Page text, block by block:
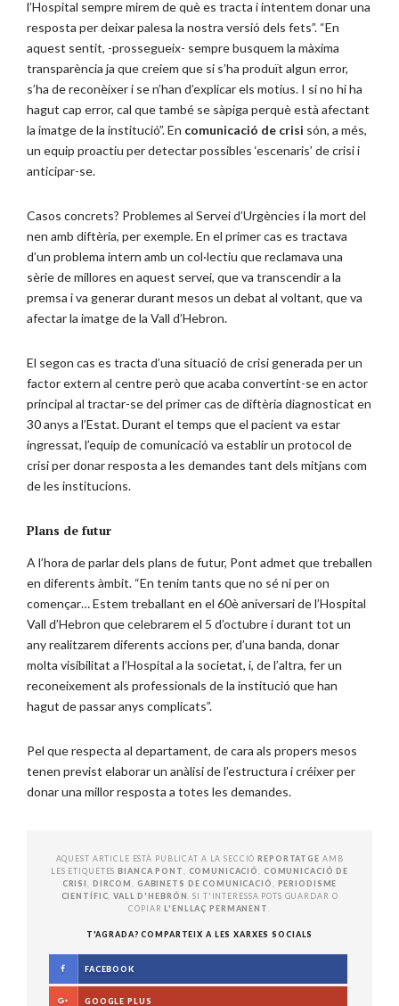
l’Hospital sempre mirem de què es tracta i intentem donar una
resposta per deixar palesa la nostra versió dels fets”. “En
aquest sentit, -prossegueix- sempre busquem la màxima
transparència ja que creiem que si s’ha produït algun error,
s’ha de reconèixer i se n’han d’explicar els motius. I si no hi ha
hagut cap error, cal que també se sàpiga perquè està afectant
la imatge de la institució”. En comunicació de crisi són, a més,
un equip proactiu per detectar possibles ‘escenaris’ de crisi i
anticipar-se.
Casos concrets? Problemes al Servei d’Urgències i la mort del
nen amb diftèria, per exemple. En el primer cas es tractava
d’un problema intern amb un col·lectiu que reclamava una
sèrie de millores en aquest servei, que va transcendir a la
premsa i va generar durant mesos un debat al voltant, que va
afectar la imatge de la Vall d’Hebron.
El segon cas es tracta d’una situació de crisi generada per un
factor extern al centre però que acaba convertint-se en actor
principal al tractar-se del primer cas de diftèria diagnosticat en
30 anys a l’Estat. Durant el temps que el pacient va estar
ingressat, l’equip de comunicació va establir un protocol de
crisi per donar resposta a les demandes tant dels mitjans com
de les institucions.
Plans de futur
A l’hora de parlar dels plans de futur, Pont admet que treballen
en diferents àmbit. “En tenim tants que no sé ni per on
començar… Estem treballant en el 60è aniversari de l’Hospital
Vall d’Hebron que celebrarem el 5 d’octubre i durant tot un
any realitzarem diferents accions per, d’una banda, donar
molta visibilitat a l’Hospital a la societat, i, de l’altra, fer un
reconeixement als professionals de la institució que han
hagut de passar anys complicats”.
Pel que respecta al departament, de cara als propers mesos
tenen previst elaborar un anàlisi de l’estructura i créixer per
donar una millor resposta a totes les demandes.
AQUEST ARTICLE ESTÀ PUBLICAT A LA SECCIÓREPORTATGE AMB
LES ETIQUETESBIANCA PONT COMUNICACIÓ
COMUNICACIÓ DE
CRISI
DIRCOM GABINETS DE COMUNICACIÓ
PERIODISME
CIENTÍFIC ,VALL D'HEBRÓN
. SI T'INTERESSA POTS GUARDAR O
COPIARL'ENLLAÇ PERMANENT
T'AGRADA? COMPARTEIX A LES XARXES SOCIALS
FACEBOOK
GOOGLE PLUS